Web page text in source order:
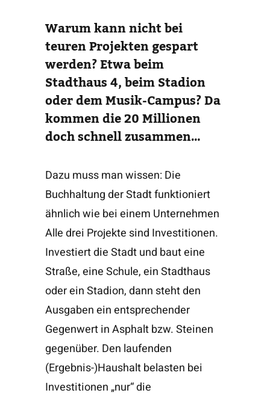
Warum kann nicht bei
teuren Projekten gespart
werden? Etwa beim
Stadthaus 4, beim Stadion
oder dem Musik-Campus? Da
kommen die 20 Millionen
doch schnell zusammen…
Dazu muss man wissen: Die
Buchhaltung der Stadt funktioniert
ähnlich wie bei einem Unternehmen
Alle drei Projekte sind Investitionen.
Investiert die Stadt und baut eine
Straße, eine Schule, ein Stadthaus
oder ein Stadion, dann steht den
Ausgaben ein entsprechender
Gegenwert in Asphalt bzw. Steinen
gegenüber. Den laufenden
(Ergebnis-)Haushalt belasten bei
Investitionen „nur“ die